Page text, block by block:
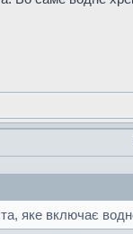
яке включає